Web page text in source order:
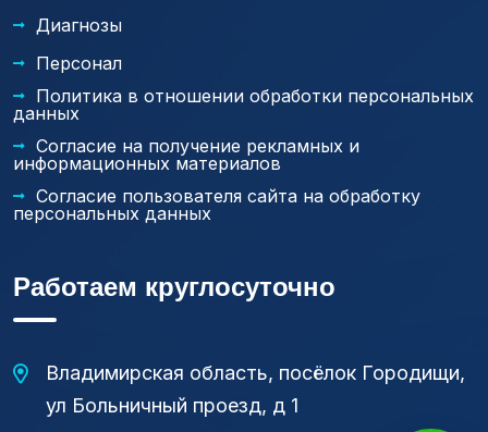
Диагнозы
Персонал
Политика в отношении обработки персональных
данных
Согласие на получение рекламных и
информационных материалов
Согласие пользователя сайта на обработку
персональных данных
Работаем круглосуточно
Владимирская область, посёлок Городищи,
ул Больничный проезд, д 1